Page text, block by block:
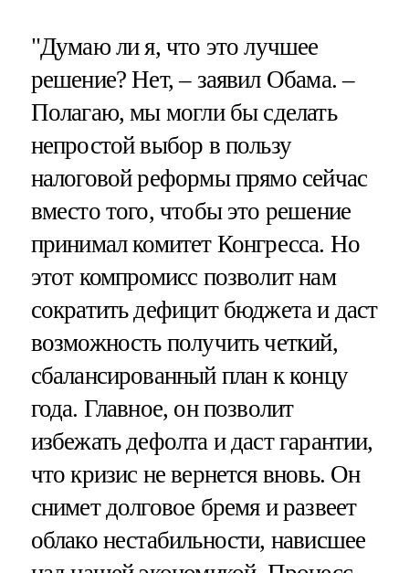
"Думаю ли я, что это лучшее
решение? Нет, – заявил Обама. –
Полагаю, мы могли бы сделать
непростой выбор в пользу
налоговой реформы прямо сейчас
вместо того, чтобы это решение
принимал комитет Конгресса. Но
этот компромисс позволит нам
сократить дефицит бюджета и даст
возможность получить четкий,
сбалансированный план к концу
года. Главное, он позволит
избежать дефолта и даст гарантии,
что кризис не вернется вновь. Он
снимет долговое бремя и развеет
облако нестабильности, нависшее